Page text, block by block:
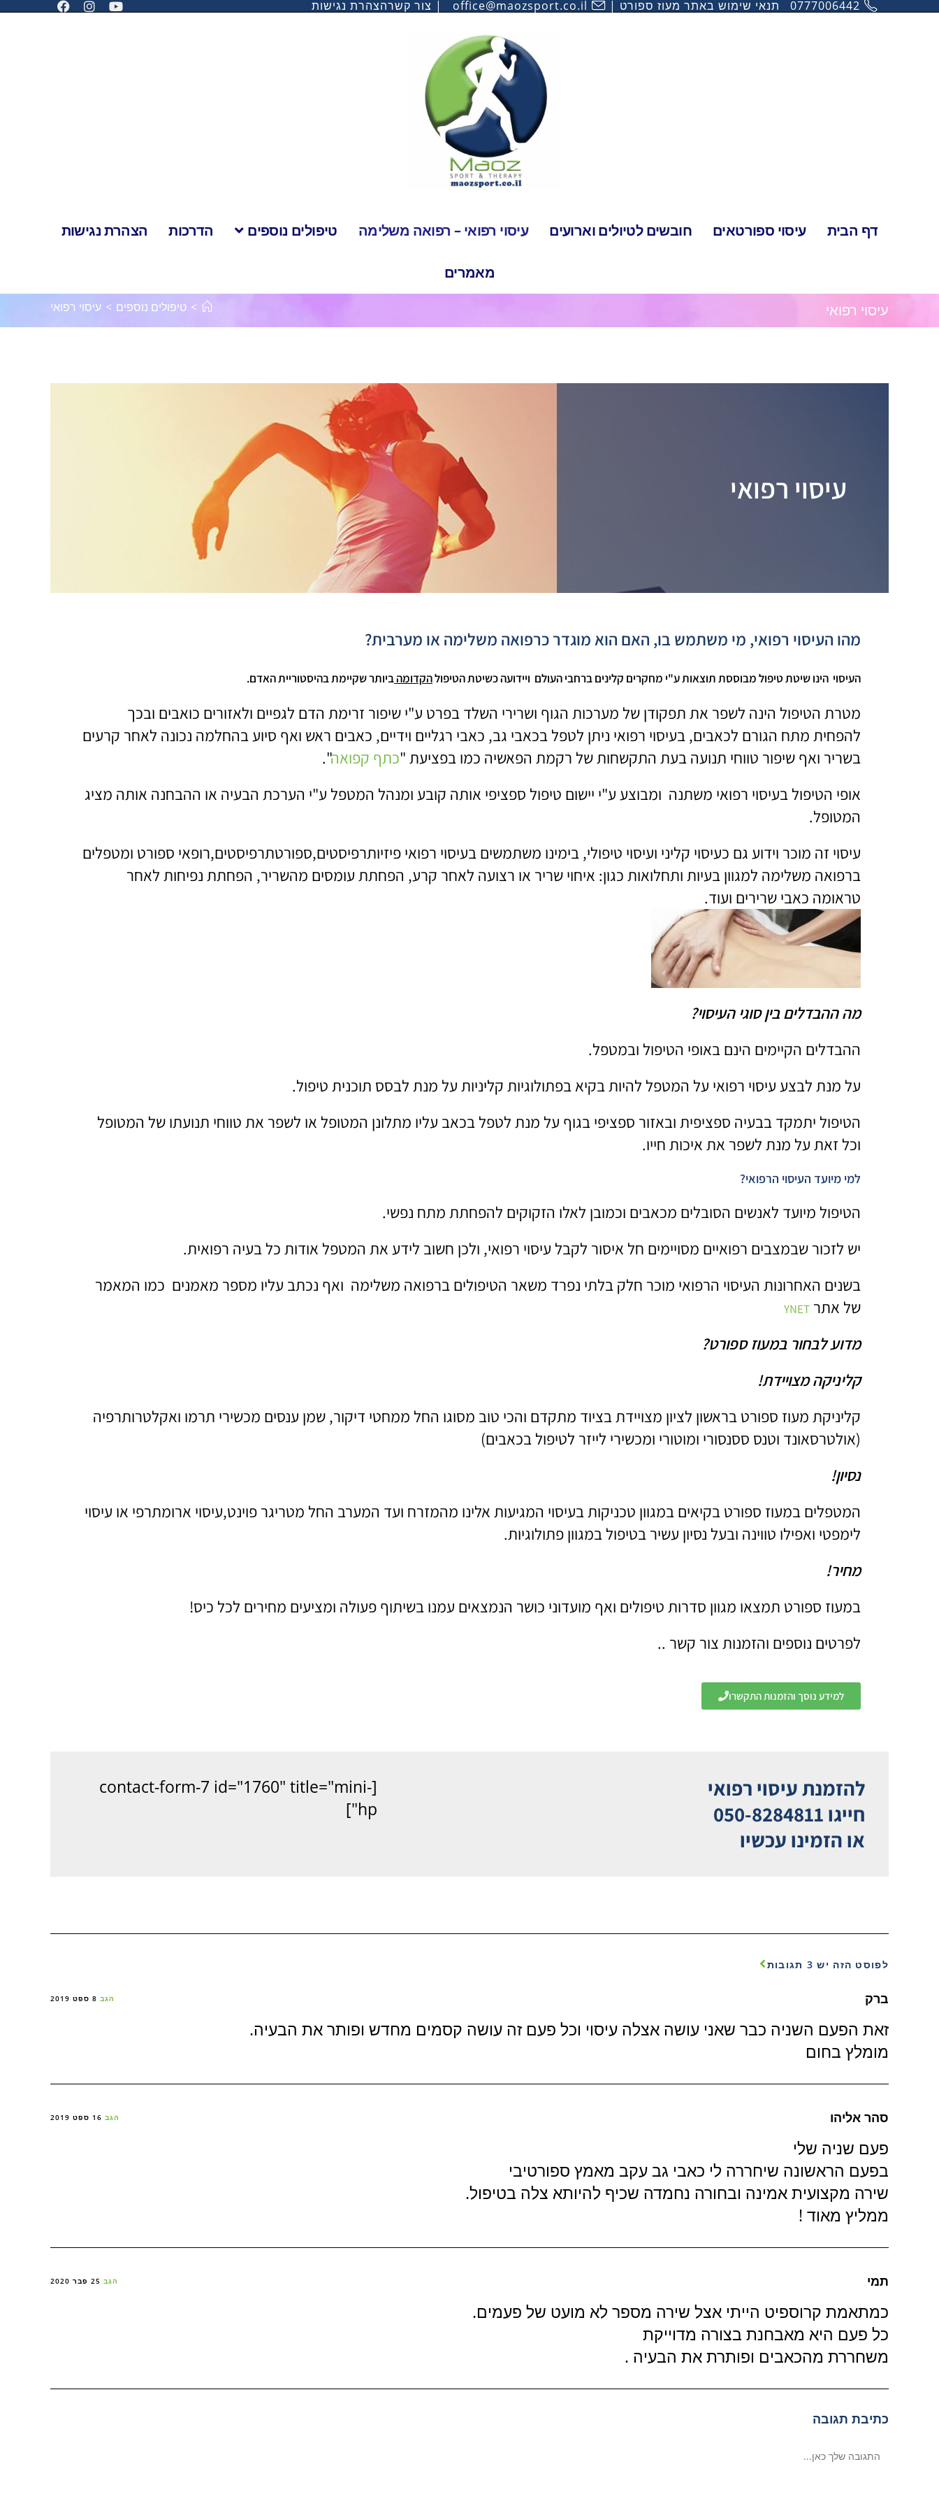
0777006442 תנאי שימוש באתר מעוז ספורט office@maozsport.co.il צור קשרהצהרת נגישות
דף הבית עיסוי ספורטאים חובשים לטיולים וארועים עיסוי רפואי – רפואה משלימה טיפולים נוספים הדרכות הצהרת נגישות
מאמרים
עיסוי רפואי
> טיפולים נוספים > עיסוי רפואי
עיסוי רפואי
מהו העיסוי רפואי, מי משתמש בו, האם הוא מוגדר כרפואה משלימה או מערבית?
העיסוי הינו שיטת טיפול מבוססת תוצאות ע"י מחקרים קלינים ברחבי העולם ויידועה כשיטת הטיפולהקדומהביותר שקיימת בהיסטוריית האדם.
מטרת הטיפול הינה לשפר את תפקודן של מערכות הגוף ושרירי השלד בפרט ע"י שיפור זרימת הדם לגפיים ולאזורים כואבים ובכך
להפחית מתח הגורם לכאבים, בעיסוי רפואי ניתן לטפל בכאבי גב, כאבי רגליים וידיים, כאבים ראש ואף סיוע בהחלמה נכונה לאחר קרעים
בשריר ואף שיפור טווחי תנועה בעת התקשחות של רקמת הפאשיה כמו בפציעת "כתף קפואה".
אופי הטיפול בעיסוי רפואי משתנה ומבוצע ע"י יישום טיפול ספציפי אותה קובע ומנהל המטפל ע"י הערכת הבעיה או ההבחנה אותה מציג
המטופל.
עיסוי זה מוכר וידוע גם כעיסוי קליני ועיסוי טיפולי, בימינו משתמשים בעיסוי רפואי פיזיותרפיסטים,ספורטתרפיסטים,רופאי ספורט ומטפלים
ברפואה משלימה למגוון בעיות ותחלואות כגון: איחוי שריר או רצועה לאחר קרע, הפחתת עומסים מהשריר, הפחתת נפיחות לאחר
טראומה כאבי שרירים ועוד.
מה ההבדלים בין סוגי העיסוי?
ההבדלים הקיימים הינם באופי הטיפול ובמטפל.
על מנת לבצע עיסוי רפואי על המטפל להיות בקיא בפתולוגיות קליניות על מנת לבסס תוכנית טיפול.
הטיפול יתמקד בבעיה ספציפית ובאזור ספציפי בגוף על מנת לטפל בכאב עליו מתלונן המטופל או לשפר את טווחי תנועתו של המטופל
וכל זאת על מנת לשפר את איכות חייו.
למי מיועד העיסוי הרפואי?
הטיפול מיועד לאנשים הסובלים מכאבים וכמובן לאלו הזקוקים להפחתת מתח נפשי.
יש לזכור שבמצבים רפואיים מסויימים חל איסור לקבל עיסוי רפואי, ולכן חשוב לידע את המטפל אודות כל בעיה רפואית.
בשנים האחרונות העיסוי הרפואי מוכר חלק בלתי נפרד משאר הטיפולים ברפואה משלימה ואף נכתב עליו מספר מאמנים כמו המאמר
של אתר YNET
מדוע לבחור במעוז ספורט?
קליניקה מצויידת!
קליניקת מעוז ספורט בראשון לציון מצויידת בציוד מתקדם והכי טוב מסוגו החל ממחטי דיקור, שמן ענסים מכשירי תרמו ואקלטרותרפיה
(אולטרסאונד וטנס ססנסורי ומוטורי ומכשירי לייזר לטיפול בכאבים)
נסיון!
המטפלים במעוז ספורט בקיאים במגוון טכניקות בעיסוי המגיעות אלינו מהמזרח ועד המערב החל מטריגר פוינט,עיסוי ארומתרפי או עיסוי
לימפטי ואפילו טווינה ובעל נסיון עשיר בטיפול במגוון פתולוגיות.
מחיר!
במעוז ספורט תמצאו מגוון סדרות טיפולים ואף מועדוני כושר הנמצאים עמנו בשיתוף פעולה ומציעים מחירים לכל כיס!
לפרטים נוספים והזמנות צור קשר ..
למידע נוסך והזמנות התקשרו
להזמנת עיסוי רפואי
חייגו 050-8284811
או הזמינו עכשיו
[contact-form-7 id="1760" title="mini-
hp"]
לפוסט הזה יש 3 תגובות
ברק הגב 8 ספט 2019
זאת הפעם השניה כבר שאני עושה אצלה עיסוי וכל פעם זה עושה קסמים מחדש ופותר את הבעיה.
מומלץ בחום
סהר אליהו הגב 16 ספט 2019
פעם שניה שלי
בפעם הראשונה שיחררה לי כאבי גב עקב מאמץ ספורטיבי
שירה מקצועית אמינה ובחורה נחמדה שכיף להיותא צלה בטיפול.
ממליץ מאוד !
תמי הגב 25 פבר 2020
כמתאמת קרוספיט הייתי אצל שירה מספר לא מועט של פעמים.
כל פעם היא מאבחנת בצורה מדוייקת
משחררת מהכאבים ופותרת את הבעיה .
כתיבת תגובה